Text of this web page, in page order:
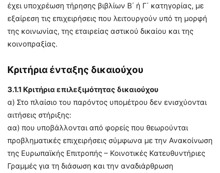
έχει υποχρέωση τήρησης βιβλίων Β΄ ή Γ΄ κατηγορίας, με
εξαίρεση τις επιχειρήσεις που λειτουργούν υπό τη μορφή
της κοινωνίας, της εταιρείας αστικού δικαίου και της
κοινοπραξίας.
Κριτήρια ένταξης δικαιούχου
3.1.1 Κριτήρια επιλεξιμότητας δικαιούχου
α) Στο πλαίσιο του παρόντος υπομέτρου δεν ενισχύονται
αιτήσεις στήριξης:
αα) που υποβάλλονται από φορείς που θεωρούνται
προβληματικές επιχειρήσεις σύμφωνα με την Ανακοίνωση
της Ευρωπαϊκής Επιτροπής – Κοινοτικές Κατευθυντήριες
Γραμμές για τη διάσωση και την αναδιάρθρωση